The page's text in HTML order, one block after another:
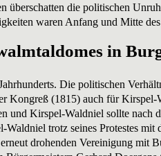
überschatten die politischen
waren Anfang und Mitte
in
Die politischen
Kongreß (1815) auch für
Kirspel-Waldniel sollte nach
trotz seines Protestes
drohenden Vereinigung mit